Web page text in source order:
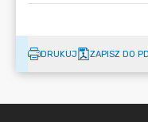
DRUKUJ ZAPISZ DO